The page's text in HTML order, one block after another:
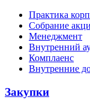
Практика
Собрание
Менеджмент
Внутренний
Комплаенс
Внутренние
Закупки